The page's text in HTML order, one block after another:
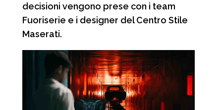
decisioni vengono prese con i team
Fuoriserie e i designer del Centro Stile
Maserati.